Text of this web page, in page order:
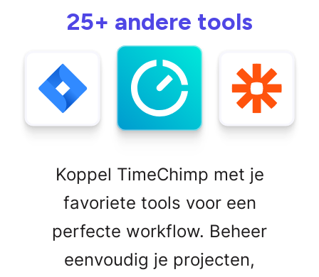
25+ andere tools
Koppel TimeChimp met je
favoriete tools voor een
perfecte workflow. Beheer
eenvoudig je projecten,